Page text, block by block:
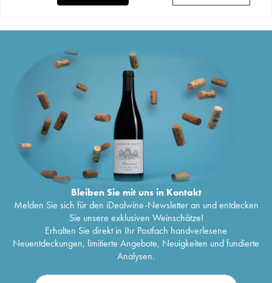
Bleiben Sie mit uns in Kontakt
Melden Sie sich für den iDealwine-Newsletter an und entdecken
Sie unsere exklusiven Weinschätze!
Erhalten Sie direkt in Ihr Postfach handverlesene
Neuentdeckungen, limitierte Angebote, Neuigkeiten und fundierte
Analysen.